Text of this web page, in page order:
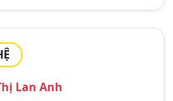
Lan Anh